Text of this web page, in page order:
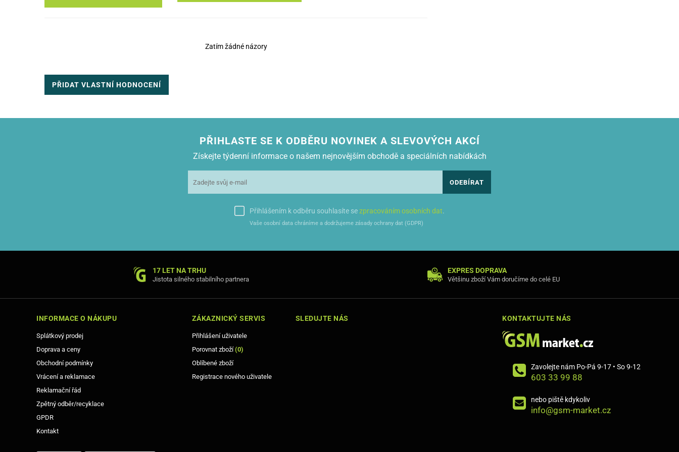
Zatím žádné názory
PŘIDAT VLASTNÍ HODNOCENÍ
PŘIHLASTE SE K ODBĚRU NOVINEK A SLEVOVÝCH AKCÍ
Získejte týdenní informace o našem nejnovějším obchodě a speciálních nabídkách
ODEBÍRAT
Přihlášením k odběru souhlasíte sezpracováním osobních dat.
Vaše osobní data chráníme a dodržujeme zásady ochrany dat (GDPR)
17 LET NA TRHU
Jistota silného stabilního partnera
EXPRES DOPRAVA
Většinu zboží Vám doručíme do celé EU
INFORMACE O NÁKUPU
Splátkový prodej
Doprava a ceny
Obchodní podmínky
Vrácení a reklamace
Reklamační řád
Zpětný odběr/recyklace
GPDR
Kontakt
ZÁKAZNICKÝ SERVIS
Přihlášení uživatele
Porovnat zboží(0)
Oblíbené zboží
Registrace nového uživatele
SLEDUJTE NÁS KONTAKTUJTE NÁS
Zavolejte nám Po-Pá 9-17 • So 9-12
603 33 99 88
nebo piště kdykoliv
info@gsm-market.cz